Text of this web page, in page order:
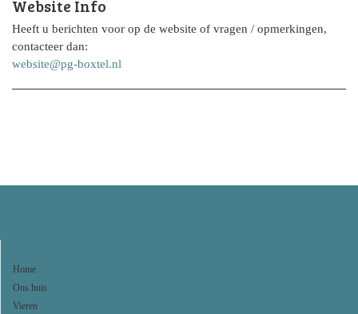
Website Info
Heeft u berichten voor op de website of vragen / opmerkingen,
contacteer dan:
website@pg-boxtel.nl
Home
Ons huis
Vieren